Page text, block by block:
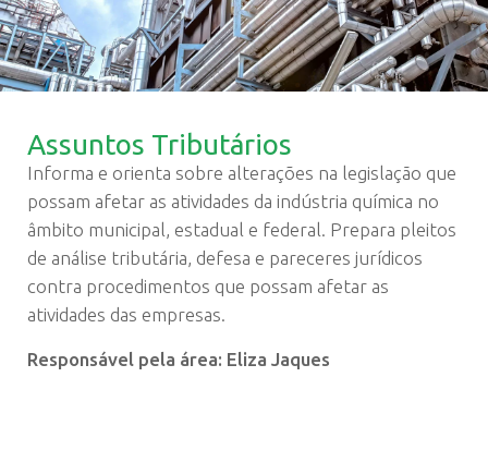
Assuntos Tributários
Informa e orienta sobre alterações na legislação que
possam afetar as atividades da indústria química no
âmbito municipal, estadual e federal. Prepara pleitos
de análise tributária, defesa e pareceres jurídicos
contra procedimentos que possam afetar as
atividades das empresas.
Responsável pela área: Eliza Jaques